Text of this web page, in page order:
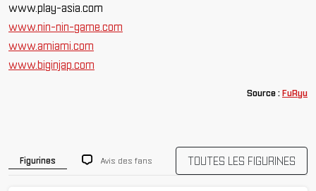
www.play-asia.com
www.nin-nin-game.com
www.amiami.com
www.biginjap.com
Source :FuRyu
Figurines Avis des fans TOUTES LES FIGURINES